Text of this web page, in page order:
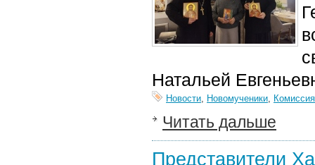
Натальей
Новости, Новомученики,
Читать дальше
Представители